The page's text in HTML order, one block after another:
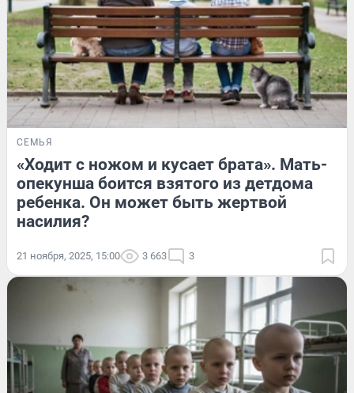
СЕМЬЯ
«Ходит с ножом и кусает брата». Мать-
опекунша боится взятого из детдома
ребенка. Он может быть жертвой
насилия?
21 ноября, 2025, 15:00 3 663 3